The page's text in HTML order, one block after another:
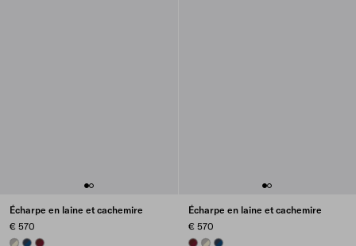
Écharpe en laine et cachemire
€ 570
TAUPE/CLOUDY GRAY
BLUE/BALTIC BLUE
BURGUNDY/AMARANTH RED
Écharpe en laine et cachemire
€ 570
BURGUNDY/AMARANTH RED
TAUPE/CLOUDY GRAY
BLUE/BALTIC BLUE